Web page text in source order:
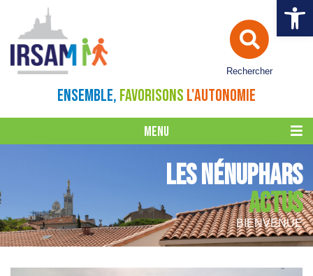
Ouvrir
Rechercher
ENSEMBLE, FAVORISONS L'AUTONOMIE
MENU
LES NÉNUPHARS
ACTUS
BIENVENUE